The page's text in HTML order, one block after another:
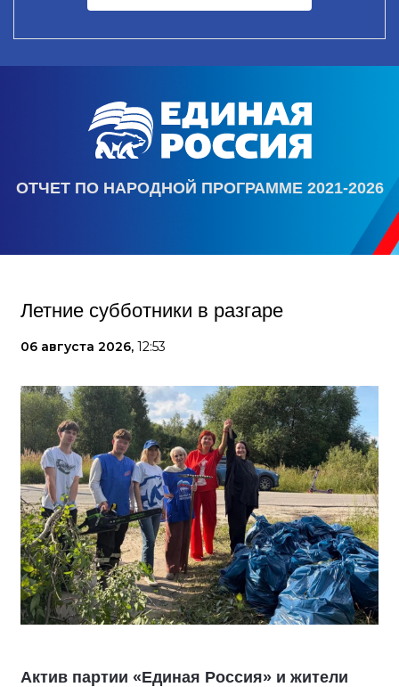
ОТЧЕТ ПО НАРОДНОЙ ПРОГРАММЕ 2021-2026
Летние субботники в разгаре
06 августа 2026, 12:53
Актив партии «Единая Россия» и жители